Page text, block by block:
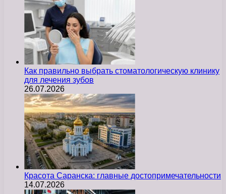
Как правильно выбрать стоматологическую клинику
для лечения зубов
26.07.2026
Красота Саранска: главные достопримечательности
14.07.2026